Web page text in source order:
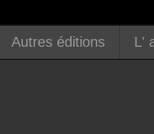
Autres éditions L'